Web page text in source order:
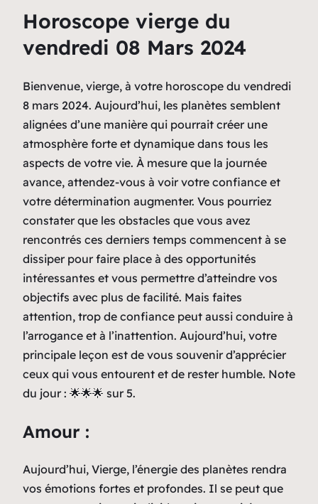
Horoscope vierge du
vendredi 08 Mars 2024
Bienvenue, vierge, à votre horoscope du vendredi
8 mars 2024. Aujourd’hui, les planètes semblent
alignées d’une manière qui pourrait créer une
atmosphère forte et dynamique dans tous les
aspects de votre vie. À mesure que la journée
avance, attendez-vous à voir votre confiance et
votre détermination augmenter. Vous pourriez
constater que les obstacles que vous avez
rencontrés ces derniers temps commencent à se
dissiper pour faire place à des opportunités
intéressantes et vous permettre d’atteindre vos
objectifs avec plus de facilité. Mais faites
attention, trop de confiance peut aussi conduire à
l’arrogance et à l’inattention. Aujourd’hui, votre
principale leçon est de vous souvenir d’apprécier
ceux qui vous entourent et de rester humble. Note
du jour : 🌟🌟🌟 sur 5.
Amour :
Aujourd’hui, Vierge, l’énergie des planètes rendra
vos émotions fortes et profondes. Il se peut que